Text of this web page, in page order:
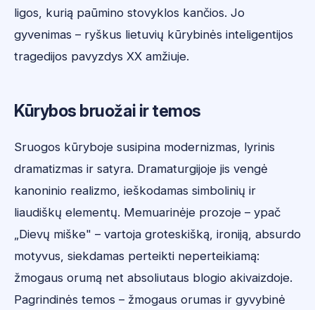
ligos, kurią paūmino stovyklos kančios. Jo
gyvenimas – ryškus lietuvių kūrybinės inteligentijos
tragedijos pavyzdys XX amžiuje.
Kūrybos bruožai ir temos
Sruogos kūryboje susipina modernizmas, lyrinis
dramatizmas ir satyra. Dramaturgijoje jis vengė
kanoninio realizmo, ieškodamas simbolinių ir
liaudiškų elementų. Memuarinėje prozoje – ypač
„Dievų miške" – vartoja groteskišką, ironiją, absurdo
motyvus, siekdamas perteikti neperteikiamą:
žmogaus orumą net absoliutaus blogio akivaizdoje.
Pagrindinės temos – žmogaus orumas ir gyvybinė